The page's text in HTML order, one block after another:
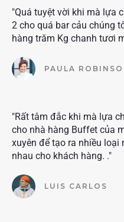
"Quá tuyệt vời khi mà lựa
2 cho quá bar cảu chúng
hàng trăm Kg chanh tươi
PAULA
"Rất tâm đắc khi mà lựa
cho nhà hàng Buffet của
xuyên để tạo ra nhiều
nhau cho khách hàng. ."
LUIS CARLOS